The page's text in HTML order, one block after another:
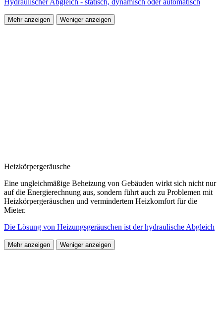
Hydraulischer Abgleich - statisch, dynamisch oder automatisch
Mehr anzeigen Weniger anzeigen
Heizkörpergeräusche
Eine ungleichmäßige Beheizung von Gebäuden wirkt sich nicht nur
auf die Energierechnung aus, sondern führt auch zu Problemen mit
Heizkörpergeräuschen und vermindertem Heizkomfort für die
Mieter.
Die Lösung von Heizungsgeräuschen ist der hydraulische Abgleich
Mehr anzeigen Weniger anzeigen